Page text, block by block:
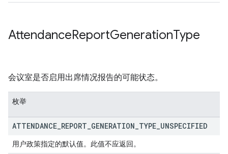
AttendanceReportGenerationType
会议室是否启用出席情况报告的可能状态。
枚举
ATTENDANCE REPORT GENERATION TYPE UNSPECIFIED
用户政策指定的默认值。此值不应返回。